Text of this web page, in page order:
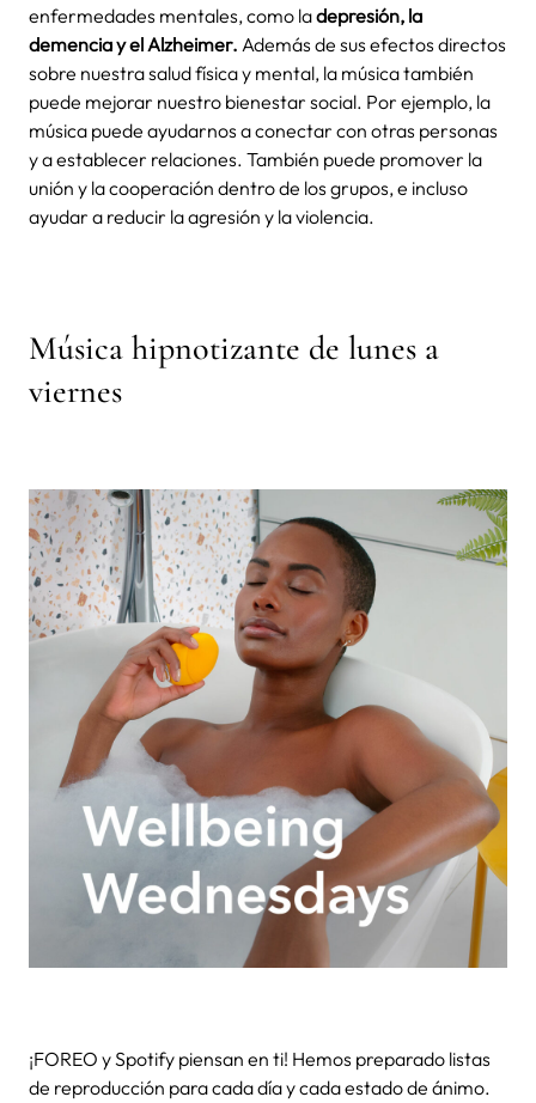
enfermedades mentales, como ladepresión, la
demencia y el Alzheimer. Además de sus efectos directos
sobre nuestra salud física y mental, la música también
puede mejorar nuestro bienestar social. Por ejemplo, la
música puede ayudarnos a conectar con otras personas
y a establecer relaciones. También puede promover la
unión y la cooperación dentro de los grupos, e incluso
ayudar a reducir la agresión y la violencia.
Música hipnotizante de lunes a
viernes
¡FOREO y Spotify piensan en ti! Hemos preparado listas
de reproducción para cada día y cada estado de ánimo.